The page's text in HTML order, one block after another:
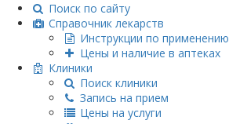
Поиск по сайту
Справочник лекарств
Инструкции по применению
Цены и наличие в аптеках
Клиники
Поиск клиники
Запись на прием
Цены на услуги